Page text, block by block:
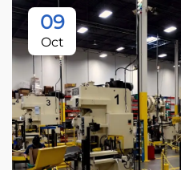
09
Oct